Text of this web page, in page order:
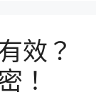
效？
！